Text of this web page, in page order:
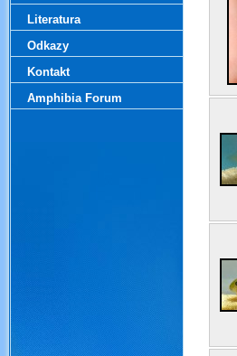
Literatura
Odkazy
Kontakt
Amphibia Forum